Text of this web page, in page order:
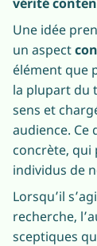
Une idée
un aspect
élément que
la plupart du
sens et
audience. Ce
concrète, qui
individus de
Lorsqu’il
recherche,
sceptiques